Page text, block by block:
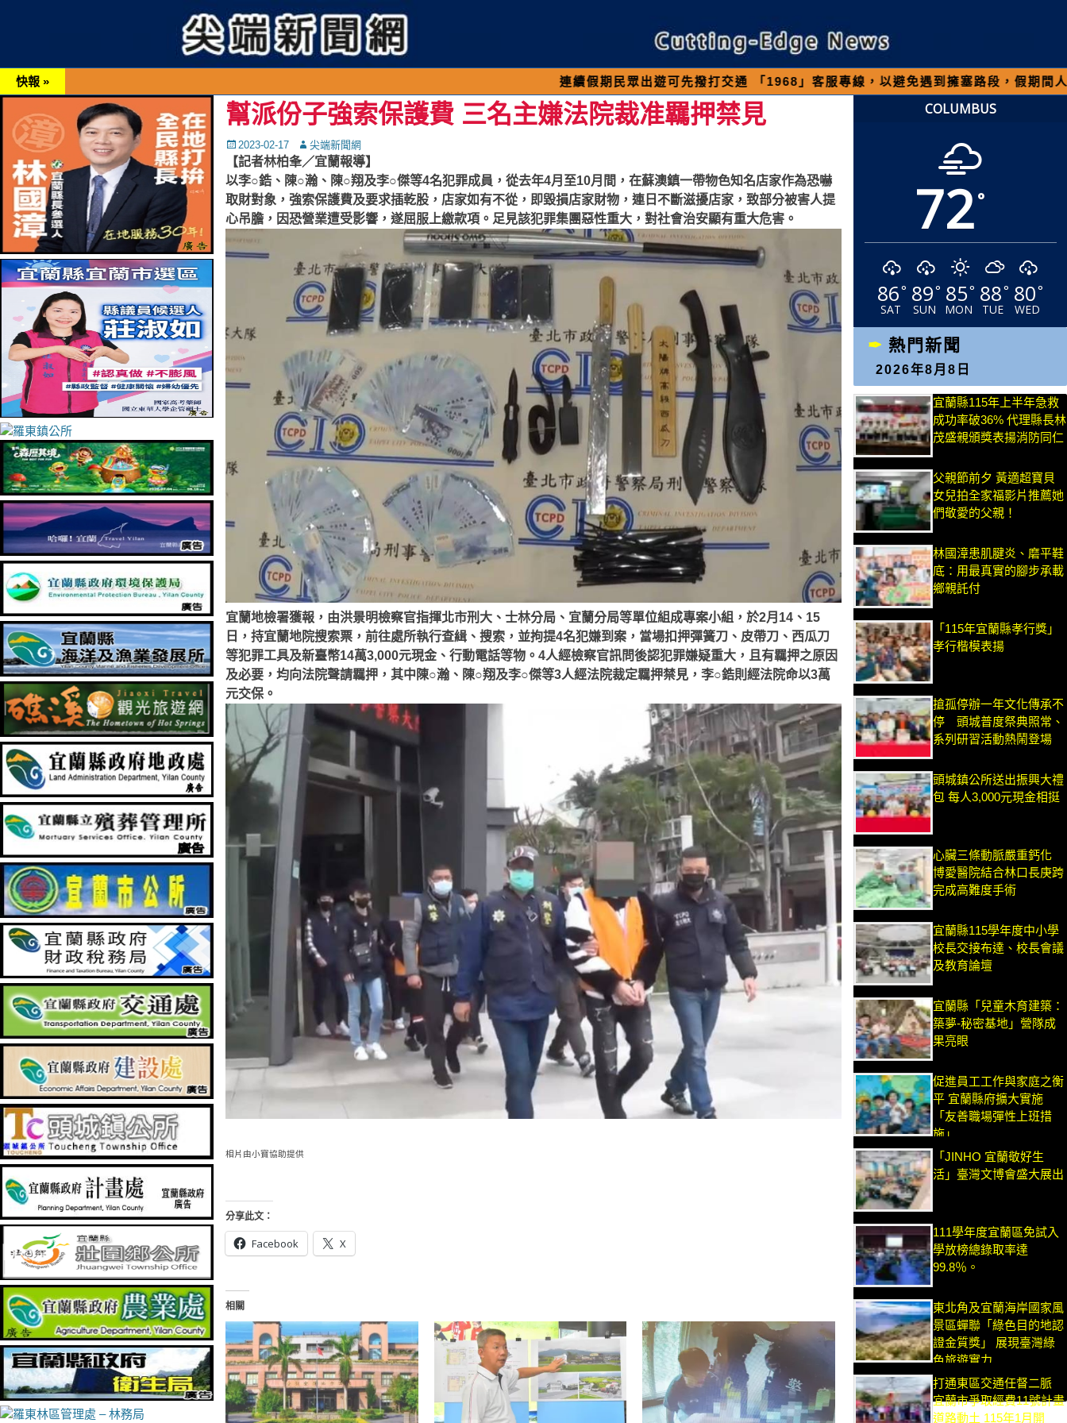
快報 » 連續假期民眾出遊可先撥打交通 「1968」客服專線，以避免遇到擁塞路段，假期間人車多請
幫派份子強索保護費 三名主嫌法院裁准羈押禁見
Posted
on
2023-02-17 Autor尖端新聞網
【記者林柏夆／宜蘭報導】
以李○鋯、陳○瀚、陳○翔及李○傑等4名犯罪成員，從去年4月至10月間，在蘇澳鎮一帶物色知名店家作為恐嚇
取財對象，強索保護費及要求插乾股，店家如有不從，即毀損店家財物，連日不斷滋擾店家，致部分被害人提
心吊膽，因恐營業遭受影響，遂屈服上繳款項。足見該犯罪集團惡性重大，對社會治安顯有重大危害。
宜蘭地檢署獲報，由洪景明檢察官指揮北市刑大、士林分局、宜蘭分局等單位組成專案小組，於2月14、15
日，持宜蘭地院搜索票，前往處所執行查緝、搜索，並拘提4名犯嫌到案，當場扣押彈簧刀、皮帶刀、西瓜刀
等犯罪工具及新臺幣14萬3,000元現金、行動電話等物。4人經檢察官訊問後認犯罪嫌疑重大，且有羈押之原因
及必要，均向法院聲請羈押，其中陳○瀚、陳○翔及李○傑等3人經法院裁定羈押禁見，李○鋯則經法院命以3萬
元交保。
相片由小寶協助提供
分享此文：
Facebook X
相關
COLUMBUS
72°
86°
SAT
89°
SUN
85°
MON
88°
TUE
80°
WED
熱門新聞
2026年8月8日
宜蘭縣115年上半年急救
成功率破36% 代理縣長林
茂盛親頒獎表揚消防同仁
父親節前夕 黃適超寶貝
女兒拍全家福影片推薦她
們敬愛的父親！
林國漳患肌腱炎、磨平鞋
底：用最真實的腳步承載
鄉親託付
「115年宜蘭縣孝行獎」
孝行楷模表揚
搶孤停辦一年文化傳承不
停 頭城普度祭典照常、
系列研習活動熱鬧登場
頭城鎮公所送出振興大禮
包 每人3,000元現金相挺
心臟三條動脈嚴重鈣化
博愛醫院結合林口長庚跨
完成高難度手術
宜蘭縣115學年度中小學
校長交接布達、校長會議
及教育論壇
宜蘭縣「兒童木育建築：
築夢-秘密基地」營隊成
果亮眼
促進員工工作與家庭之衡
平 宜蘭縣府擴大實施
「友善職場彈性上班措
施」
「JINHO 宜蘭敬好生
活」臺灣文博會盛大展出
111學年度宜蘭區免試入
學放榜總錄取率達
99.8％。
東北角及宜蘭海岸國家風
景區蟬聯「綠色目的地認
證金質獎」 展現臺灣綠
色旅遊實力
打通東區交通任督二脈
宜蘭市爭取經費11號計畫
道路動土 115年1月開